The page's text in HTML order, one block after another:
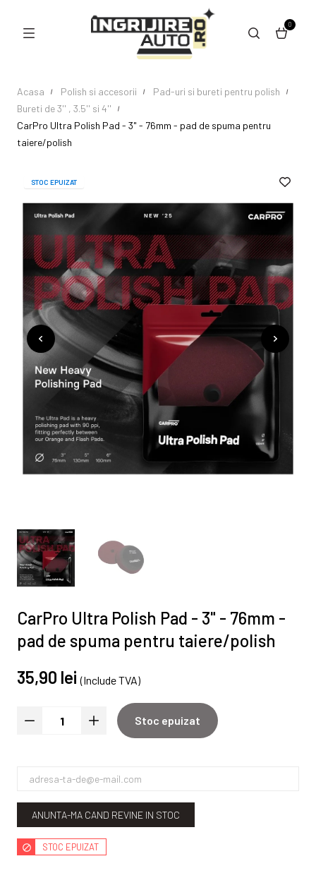
0
Acasa Polish si accesorii
Pad-uri si bureti pentru polish
Bureti de 3'' , 3.5'' si 4''
CarPro Ultra Polish Pad - 3" - 76mm - pad de spuma pentru
taiere/polish
STOC EPUIZAT
CarPro Ultra Polish Pad - 3" - 76mm -
pad de spuma pentru taiere/polish
35,90 lei (Include TVA)
Stoc epuizat
ANUNTA-MA CAND REVINE IN STOC
STOC EPUIZAT